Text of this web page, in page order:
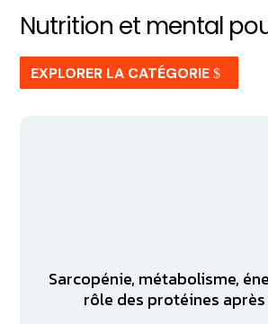
Nutrition et mental
EXPLORER LA CATÉGORIE
Sarcopénie, métabolisme,
rôle des protéines